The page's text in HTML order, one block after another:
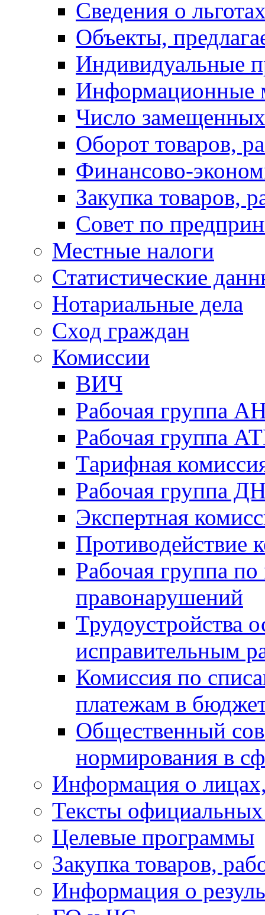
Сведения о
Объекты,
Индивидуальные
Информационные
Число
Оборот товаров,
Финансово-
Закупка товаров,
Совет по
Местные налоги
Статистические
Нотариальные дела
Сход граждан
Комиссии
ВИЧ
Рабочая группа
Рабочая группа
Тарифная
Рабочая группа
Экспертная
Противодействие
Рабочая группа
правонарушений
Трудоустройства
исправительным
Комиссия по
платежам в
Общественный
нормирования в
Информация о
Тексты
Целевые программы
Закупка товаров,
Информация о